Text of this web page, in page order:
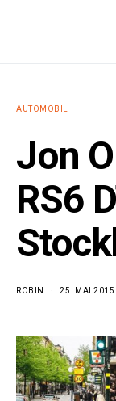
AUTOMOBIL
Jon
RS6
ROBIN 25. MAI 2015